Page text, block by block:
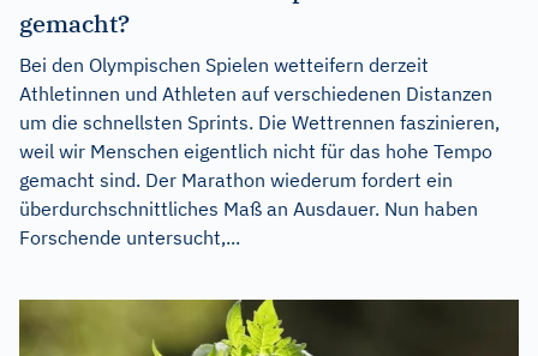
gemacht?
Bei den Olympischen Spielen wetteifern derzeit
Athletinnen und Athleten auf verschiedenen Distanzen
um die schnellsten Sprints. Die Wettrennen faszinieren,
weil wir Menschen eigentlich nicht für das hohe Tempo
gemacht sind. Der Marathon wiederum fordert ein
überdurchschnittliches Maß an Ausdauer. Nun haben
Forschende untersucht,...